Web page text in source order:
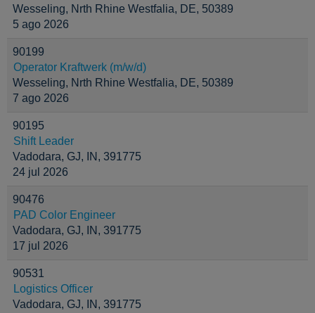
Wesseling, Nrth Rhine Westfalia, DE, 50389
5 ago 2026
90199
Operator Kraftwerk (m/w/d)
Wesseling, Nrth Rhine Westfalia, DE, 50389
7 ago 2026
90195
Shift Leader
Vadodara, GJ, IN, 391775
24 jul 2026
90476
PAD Color Engineer
Vadodara, GJ, IN, 391775
17 jul 2026
90531
Logistics Officer
Vadodara, GJ, IN, 391775